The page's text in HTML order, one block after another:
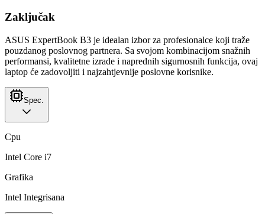
Zaključak
ASUS ExpertBook B3 je idealan izbor za profesionalce koji traže
pouzdanog poslovnog partnera. Sa svojom kombinacijom snažnih
performansi, kvalitetne izrade i naprednih sigurnosnih funkcija, ovaj
laptop će zadovoljiti i najzahtjevnije poslovne korisnike.
Spec.
Cpu
Intel Core i7
Grafika
Intel Integrisana